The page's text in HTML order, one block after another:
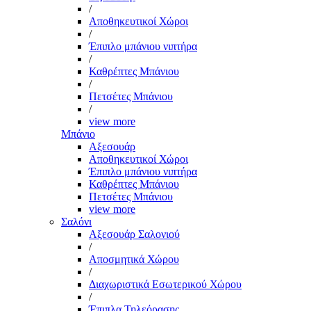
/
Αποθηκευτικοί Χώροι
/
Έπιπλο μπάνιου νιπτήρα
/
Καθρέπτες Μπάνιου
/
Πετσέτες Μπάνιου
/
view more
Μπάνιο
Αξεσουάρ
Αποθηκευτικοί Χώροι
Έπιπλο μπάνιου νιπτήρα
Καθρέπτες Μπάνιου
Πετσέτες Μπάνιου
view more
Σαλόνι
Αξεσουάρ Σαλονιού
/
Αποσμητικά Χώρου
/
Διαχωριστικά Εσωτερικού Χώρου
/